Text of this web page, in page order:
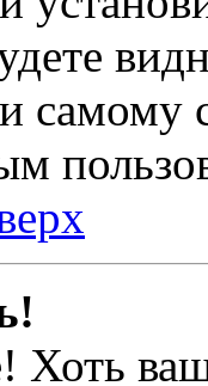
самому
Хоть